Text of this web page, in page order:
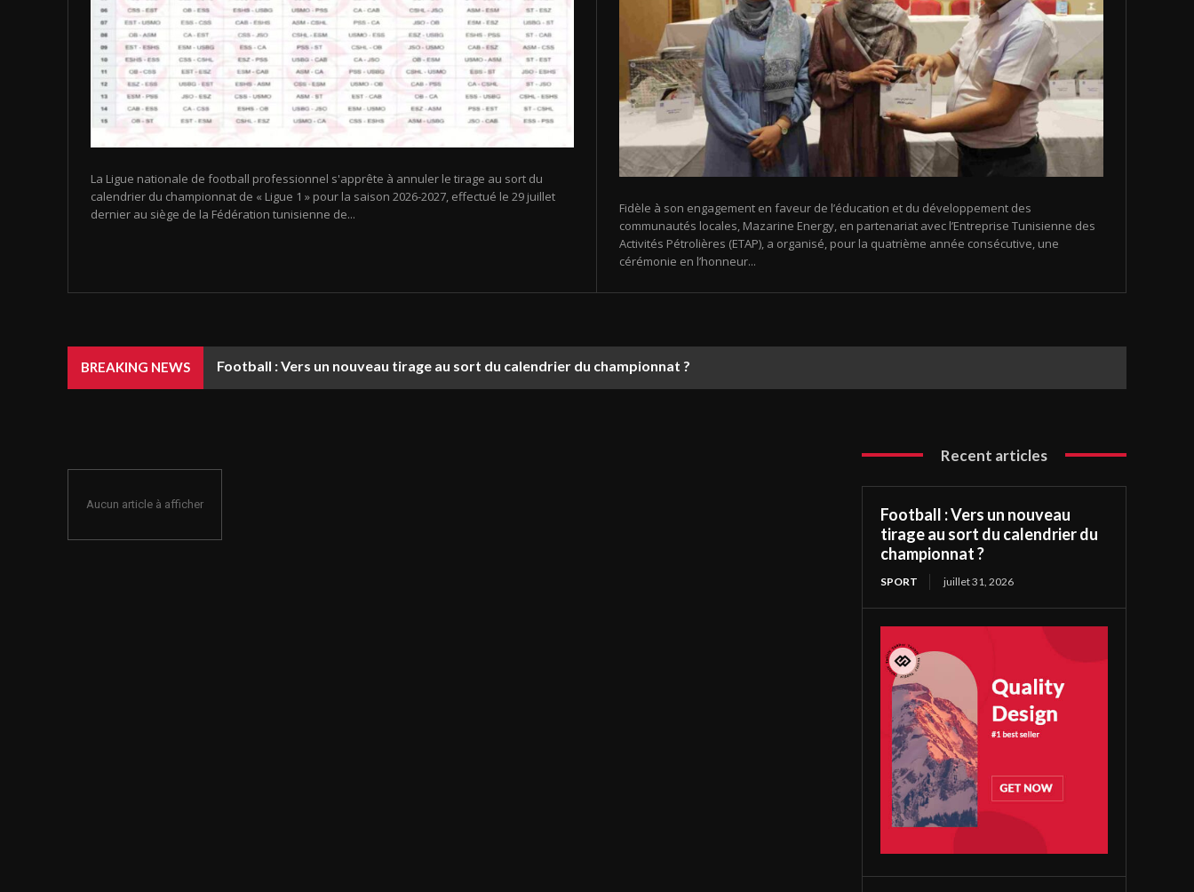
La Ligue nationale de football professionnel s'apprête à annuler le tirage au sort du
calendrier du championnat de « Ligue 1 » pour la saison 2026-2027, effectué le 29 juillet
dernier au siège de la Fédération tunisienne de...
Fidèle à son engagement en faveur de l’éducation et du développement des
communautés locales, Mazarine Energy, en partenariat avec l’Entreprise Tunisienne des
Activités Pétrolières (ETAP), a organisé, pour la quatrième année consécutive, une
cérémonie en l’honneur...
BREAKING NEWS Football : Vers un nouveau tirage au sort du calendrier du championnat ?
Aucun article à afficher
Recent articles
Football : Vers un nouveau
tirage au sort du calendrier du
championnat ?
SPORT juillet 31, 2026